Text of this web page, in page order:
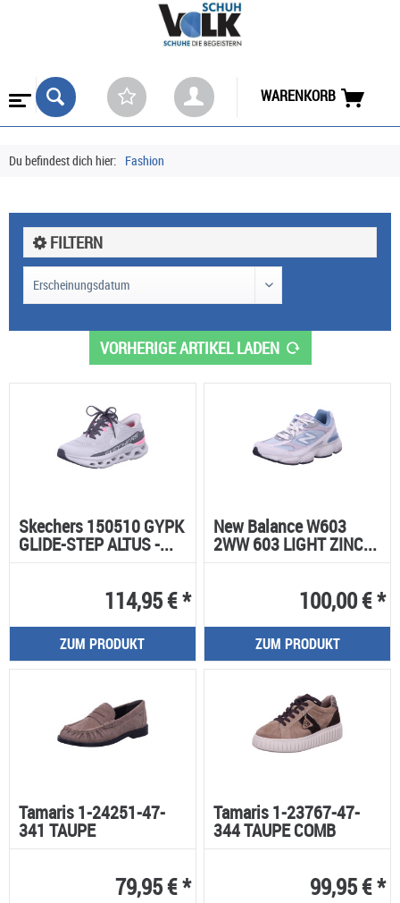
WARENKORB
Du befindest dich hier: Fashion
FILTERN
VORHERIGE ARTIKEL LADEN
Skechers 150510 GYPK
GLIDE-STEP ALTUS -...
114,95 € *
ZUM PRODUKT
New Balance W603
2WW 603 LIGHT ZINC...
100,00 € *
ZUM PRODUKT
Tamaris 1-24251-47-
341 TAUPE
79,95 € *
Tamaris 1-23767-47-
344 TAUPE COMB
99,95 € *